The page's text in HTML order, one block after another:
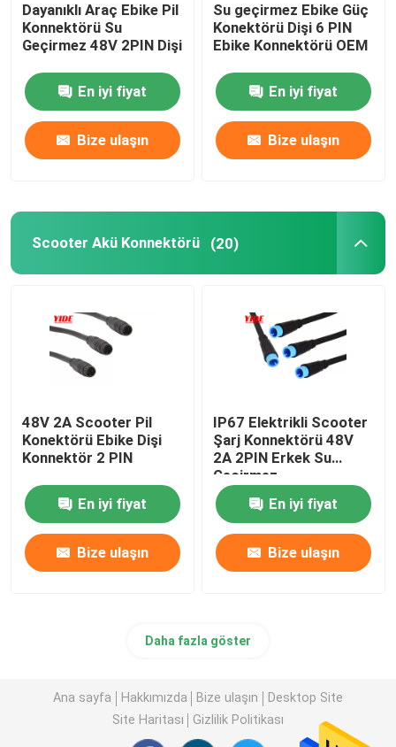
Dayanıklı Araç Ebike Pil
Konnektörü Su
Geçirmez 48V 2PIN Dişi
En iyi fiyat
Bize ulaşın
Su geçirmez Ebike Güç
Konektörü Dişi 6 PIN
Ebike Konnektörü OEM
En iyi fiyat
Bize ulaşın
Scooter Akü Konnektörü (20)
48V 2A Scooter Pil
Konektörü Ebike Dişi
Konnektör 2 PIN
En iyi fiyat
Bize ulaşın
IP67 Elektrikli Scooter
Şarj Konnektörü 48V
2A 2PIN Erkek Su
Geçirmez
En iyi fiyat
Bize ulaşın
Daha fazla göster
Ana sayfa Hakkımızda Bize ulaşın
Desktop Site
Site Haritası
Gizlilik Politikası